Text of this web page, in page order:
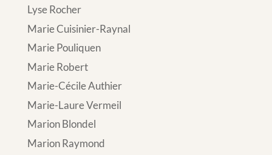
Lyse Rocher
Marie Cuisinier-Raynal
Marie Pouliquen
Marie Robert
Marie-Cécile Authier
Marie-Laure Vermeil
Marion Blondel
Marion Raymond